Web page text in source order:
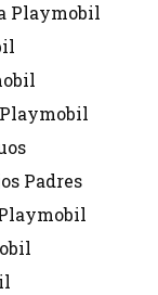
Playmobil
Padres